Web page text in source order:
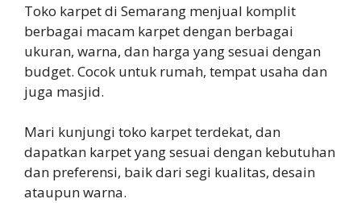
Toko karpet di Semarang menjual komplit
berbagai macam karpet dengan berbagai
ukuran, warna, dan harga yang sesuai dengan
budget. Cocok untuk rumah, tempat usaha dan
juga masjid.
Mari kunjungi toko karpet terdekat, dan
dapatkan karpet yang sesuai dengan kebutuhan
dan preferensi, baik dari segi kualitas, desain
ataupun warna.